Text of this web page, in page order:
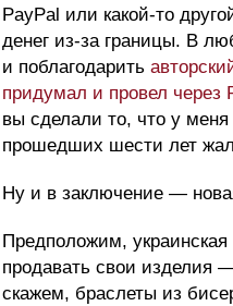
PayPal или какой-то
денег из-за границы. В
и поблагодарить
придумал и провел через
вы сделали то, что у
прошедших шести лет
Ну и в заключение —
Предположим,
продавать свои изделия
скажем, браслеты из